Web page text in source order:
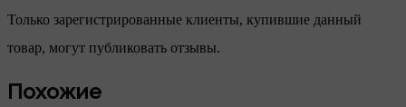
Только зарегистрированные клиенты, купившие данный
товар, могут публиковать отзывы.
Похожие